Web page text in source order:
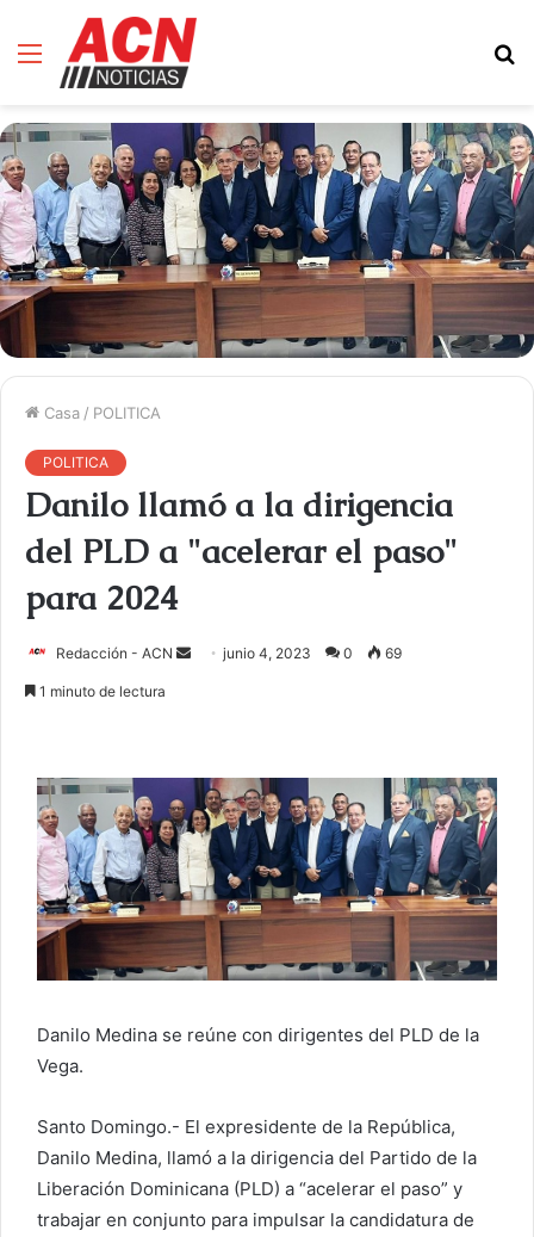
Menú
Casa / POLITICA
POLITICA
Danilo llamó a la dirigencia
del PLD a "acelerar el paso"
para 2024
Redacción - ACN
u
n
c
o
r
r
t
r
ó
junio 4, 2023 0 69
1 minuto de lectura
Danilo Medina se reúne con dirigentes del PLD de la
Vega.
Santo Domingo.- El expresidente de la República,
Danilo Medina, llamó a la dirigencia del Partido de la
Liberación Dominicana (PLD) a “acelerar el paso” y
trabajar en conjunto para impulsar la candidatura de